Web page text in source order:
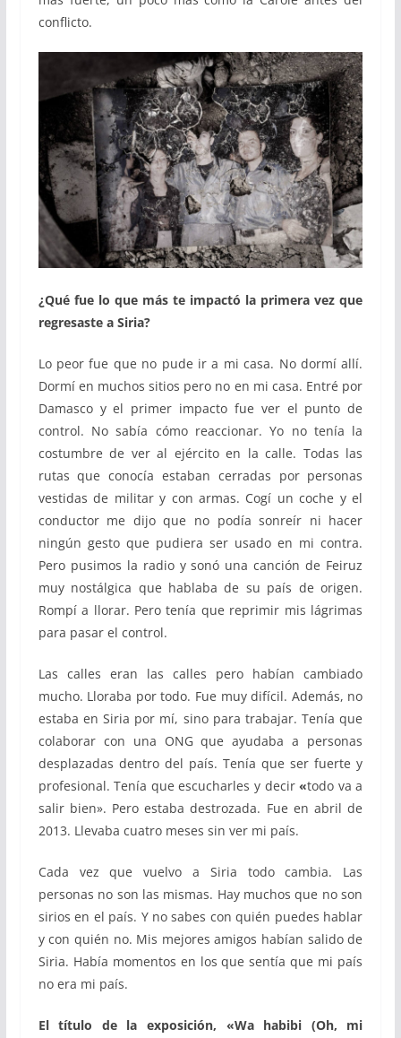
conflicto.
¿Qué fue lo que más te impactó la primera vez que
regresaste a Siria?
Lo peor fue que no pude ir a mi casa. No dormí allí.
Dormí en muchos sitios pero no en mi casa. Entré por
Damasco y el primer impacto fue ver el punto de
control. No sabía cómo reaccionar. Yo no tenía la
costumbre de ver al ejército en la calle. Todas las
rutas que conocía estaban cerradas por personas
vestidas de militar y con armas. Cogí un coche y el
conductor me dijo que no podía sonreír ni hacer
ningún gesto que pudiera ser usado en mi contra.
Pero pusimos la radio y sonó una canción de Feiruz
muy nostálgica que hablaba de su país de origen.
Rompí a llorar. Pero tenía que reprimir mis lágrimas
para pasar el control.
Las calles eran las calles pero habían cambiado
mucho. Lloraba por todo. Fue muy difícil. Además, no
estaba en Siria por mí, sino para trabajar. Tenía que
colaborar con una ONG que ayudaba a personas
desplazadas dentro del país. Tenía que ser fuerte y
profesional. Tenía que escucharles y decir«todo va a
salir bien». Pero estaba destrozada. Fue en abril de
2013. Llevaba cuatro meses sin ver mi país.
Cada vez que vuelvo a Siria todo cambia. Las
personas no son las mismas. Hay muchos que no son
sirios en el país. Y no sabes con quién puedes hablar
y con quién no. Mis mejores amigos habían salido de
Siria. Había momentos en los que sentía que mi país
no era mi país.
El título de la exposición, «Wa habibi (Oh, mi